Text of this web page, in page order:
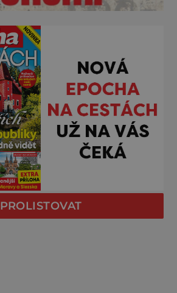
PROLISTOVAT